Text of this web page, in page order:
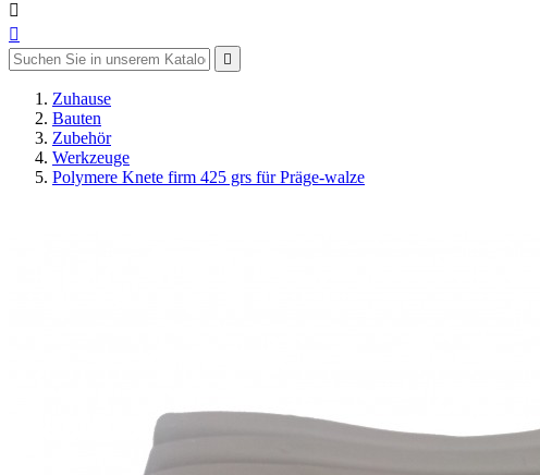



Zuhause
Bauten
Zubehör
Werkzeuge
Polymere Knete firm 425 grs für Präge-walze